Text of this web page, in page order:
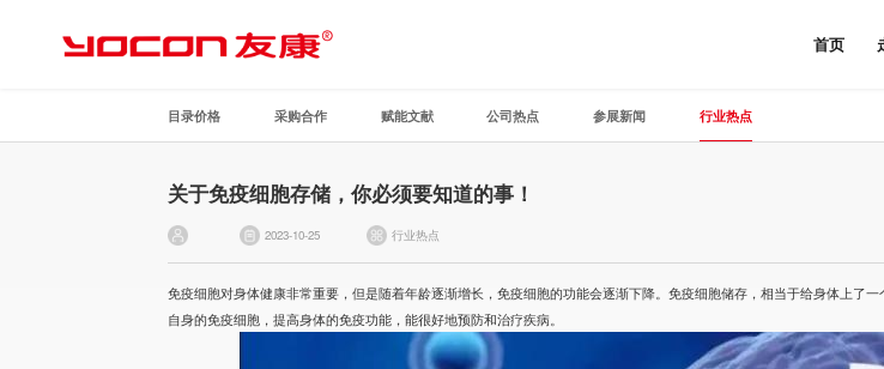
首页
目录价格 采购合作 赋能文献 公司热点 参展新闻 行业热点
关于免疫细胞存储，你必须要知道的事！
2023-10-25 行业热点
免疫细胞对身体健康非常重要，但是随着年龄逐渐增长，免疫细胞的功能会逐渐下降。免疫细胞储存 ，相当于给身体上了
自身的免疫细胞，提高身体的免疫功能，能很好地预防和治疗疾病。